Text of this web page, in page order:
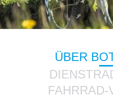
ÜBER
FAHRRAD-